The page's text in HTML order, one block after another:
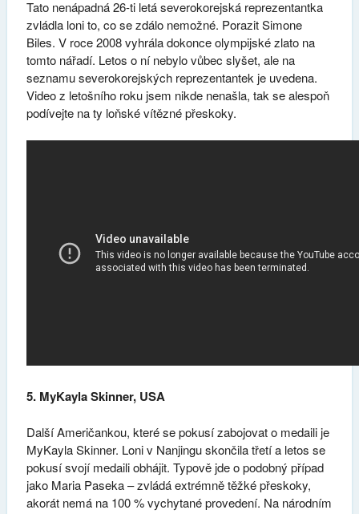
Tato nenápadná 26-ti letá severokorejská reprezentantka
zvládla loni to, co se zdálo nemožné. Porazit Simone
Biles. V roce 2008 vyhrála dokonce olympijské zlato na
tomto nářadí. Letos o ní nebylo vůbec slyšet, ale na
seznamu severokorejských reprezentantek je uvedena.
Video z letošního roku jsem nikde nenašla, tak se alespoň
podívejte na ty loňské vítězné přeskoky.
5. MyKayla Skinner, USA
Další Američankou, které se pokusí zabojovat o medaili je
MyKayla Skinner. Loni v Nanjingu skončila třetí a letos se
pokusí svojí medaili obhájit. Typově jde o podobný případ
jako Maria Paseka – zvládá extrémně těžké přeskoky,
akorát nemá na 100 % vychytané provedení. Na národním